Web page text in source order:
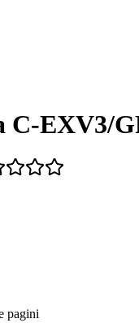
C-EXV3/
pagini